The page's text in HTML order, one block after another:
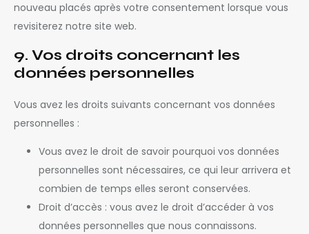
nouveau placés après votre consentement lorsque vous
revisiterez notre site web.
9. Vos droits concernant les
données personnelles
Vous avez les droits suivants concernant vos données
personnelles :
Vous avez le droit de savoir pourquoi vos données
personnelles sont nécessaires, ce qui leur arrivera et
combien de temps elles seront conservées.
Droit d’accès : vous avez le droit d’accéder à vos
données personnelles que nous connaissons.